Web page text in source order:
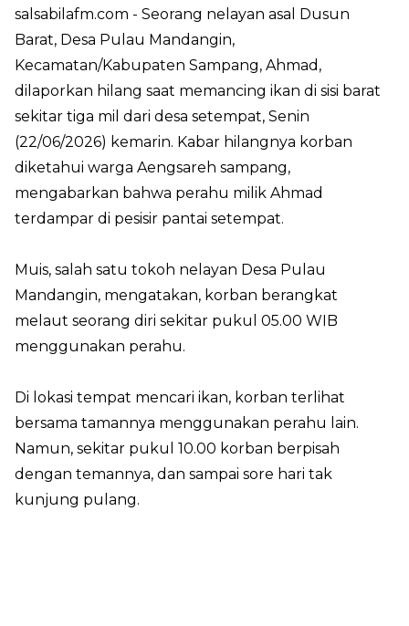
salsabilafm.com - Seorang nelayan asal Dusun
Barat, Desa Pulau Mandangin,
Kecamatan/Kabupaten Sampang, Ahmad,
dilaporkan hilang saat memancing ikan di sisi barat
sekitar tiga mil dari desa setempat, Senin
(22/06/2026) kemarin. Kabar hilangnya korban
diketahui warga Aengsareh sampang,
mengabarkan bahwa perahu milik Ahmad
terdampar di pesisir pantai setempat.
Muis, salah satu tokoh nelayan Desa Pulau
Mandangin, mengatakan, korban berangkat
melaut seorang diri sekitar pukul 05.00 WIB
menggunakan perahu.
Di lokasi tempat mencari ikan, korban terlihat
bersama tamannya menggunakan perahu lain.
Namun, sekitar pukul 10.00 korban berpisah
dengan temannya, dan sampai sore hari tak
kunjung pulang.